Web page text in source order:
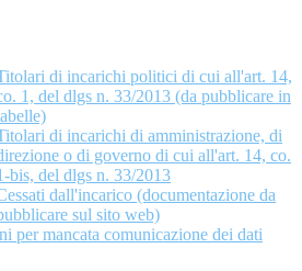
di incarichi politici di cui all'art. 14,
1, del dlgs n. 33/2013 (da pubblicare in
di incarichi di amministrazione, di
o di governo di cui all'art. 14, co.
bis, del dlgs n. 33/2013
dall'incarico (documentazione da
sul sito web)
per mancata comunicazione dei dati